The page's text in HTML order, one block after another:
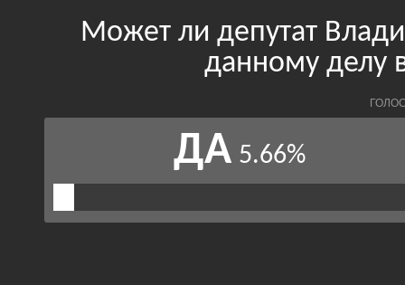
Может ли депутат
данному делу
ДА 5.66%